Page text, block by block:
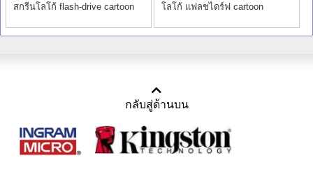
สกรีนโลโก้ flash-drive cartoon
โลโก้ แฟลชไดร์ฟ cartoon
กลับสู่ด้านบน